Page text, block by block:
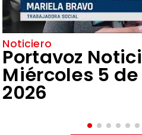
Noticiero
Portavoz
Miércoles 5
2026